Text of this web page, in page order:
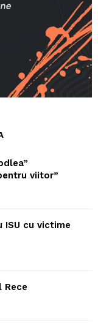
viitor”
ISU cu victime
Rece